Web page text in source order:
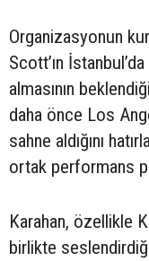
Organizasyonun
Scott’ın
almasının
daha önce Los
sahne aldığını
ortak performans
Karahan, özellikle
birlikte seslendirdiği